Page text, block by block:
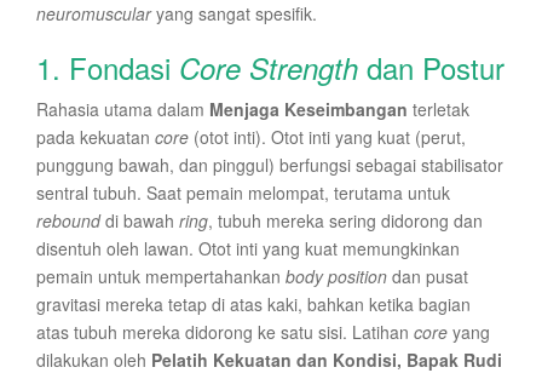
neuromuscularyang sangat spesifik.
1. Fondasi Core Strength dan Postur
Rahasia utama dalam Menjaga Keseimbangan terletak
pada kekuatan core (otot inti). Otot inti yang kuat (perut,
punggung bawah, dan pinggul) berfungsi sebagai stabilisator
sentral tubuh. Saat pemain melompat, terutama untuk
rebounddi bawah ring, tubuh mereka sering didorong dan
disentuh oleh lawan. Otot inti yang kuat memungkinkan
pemain untuk mempertahankan body position dan pusat
gravitasi mereka tetap di atas kaki, bahkan ketika bagian
atas tubuh mereka didorong ke satu sisi. Latihan core yang
dilakukan oleh Pelatih Kekuatan dan Kondisi, Bapak Rudi